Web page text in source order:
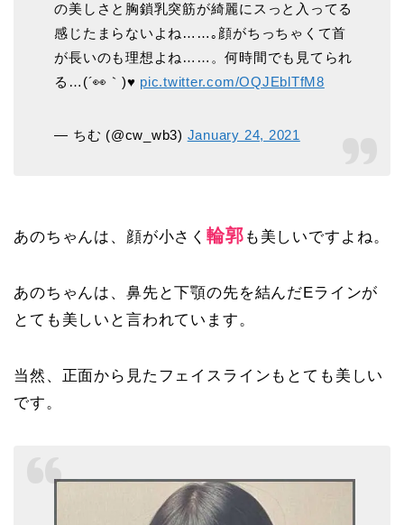
の美しさと胸鎖乳突筋が綺麗にスっと入ってる
感じたまらないよね……｡顔がちっちゃくて首
が長いのも理想よね……。何時間でも見てられ
る…(´👀｀)♥ pic.twitter.com/OQJEblTfM8
— ちむ (@cw_wb3) January 24, 2021
あのちゃんは、顔が小さく輪郭 も美しいですよね。
あのちゃんは、鼻先と下顎の先を結んだEラインが
とても美しいと言われています。
当然、正面から見たフェイスラインもとても美しい
です。